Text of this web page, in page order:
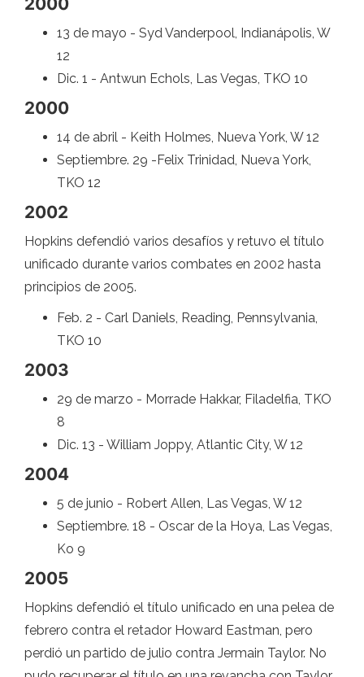
13 de mayo - Syd Vanderpool, Indianápolis, W
12
Dic. 1 - Antwun Echols, Las Vegas, TKO 10
2000
14 de abril - Keith Holmes, Nueva York, W 12
Septiembre. 29 -Felix Trinidad, Nueva York,
TKO 12
2002
Hopkins defendió varios desafíos y retuvo el título
unificado durante varios combates en 2002 hasta
principios de 2005.
Feb. 2 - Carl Daniels, Reading, Pennsylvania,
TKO 10
2003
29 de marzo - Morrade Hakkar, Filadelfia, TKO
8
Dic. 13 - William Joppy, Atlantic City, W 12
2004
5 de junio - Robert Allen, Las Vegas, W 12
Septiembre. 18 - Oscar de la Hoya, Las Vegas,
Ko 9
2005
Hopkins defendió el título unificado en una pelea de
febrero contra el retador Howard Eastman, pero
perdió un partido de julio contra Jermain Taylor. No